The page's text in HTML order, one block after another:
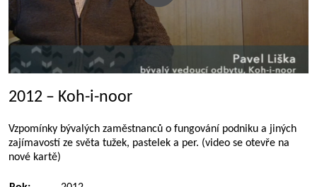
2012 – Koh-i-noor
Vzpomínky bývalých zaměstnanců o fungování podniku a jiných
zajímavostí ze světa tužek, pastelek a per. (video se otevře na
nové kartě)